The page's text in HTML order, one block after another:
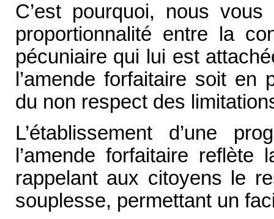
C’est pourquoi, nous
proportionnalité entre la
pécuniaire qui lui est
l’amende forfaitaire soit en
du non respect des
L’établissement d’une
l’amende forfaitaire reflète
rappelant aux citoyens le
souplesse, permettant un